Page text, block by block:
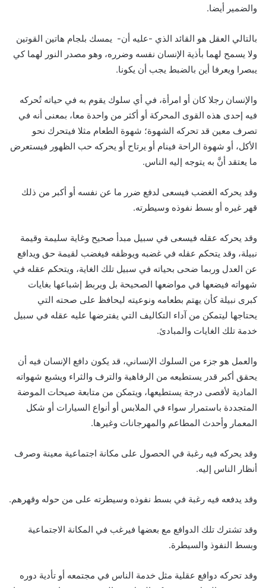
والضمير أيضا.
بالتالي العقل هو القائد الذي -عليه أن- يمسك بلجام هاتين القوتين
ولا يسمح لهما بأذية الإنسان نفسه وضرره، وهو مصدر النور لهما كي
يبصرا ويعرفا أين بالضبط يجب أن يكونا.
والإنسان رجلا كان أو امرأة، في أي سلوك يقوم به في حياته تُحركه
فيه إحدى هذه القوى المحركة أو أكثر من واحدة معا، بمعنى أنه في
تصرف معين قد تحركه الشهوة؛ شهوة الطعام مثلا فيتحرك نحو
الأكل، أو شهوة الراحة فينام أو يرتاح أو يحركه حب الظهور فيستعرض
ما يعتقد أنَّ به يتوجه إليه الناس.
وقد يحركه الغضب فيسعى لدفع ضرر ما عن نفسه أو أكبر من ذلك
قهر غيره أو بسط نفوذه وسيطرته.
وقد يحركه عقله فيسعى في سبيل مبدأ صحيح وغاية سليمة وقيمة
نبيلة، وقد يتحكم عقله في غضبه ويوظفه فيغضب لقيمة حق ويدافع
عن العدل وربما ضحى بحياته في سبيل تلك الغاية، ويتحكم عقله في
شهواته فيضعها في مواضعها الصحيحة بل ويربط إشباعها بغايات
كبرى نبيلة كأن يهتم بطعامه ونوعيته ليحافظ على صحته التي
يحتاجها ليتمكن من آداء التكاليف التي يفترضها عليه عقله في سبيل
خدمة تلك الغايات والمبادئ.
والعمل هو جزء من السلوك الإنساني، قد يكون دافع الإنسان فيه أن
يحقق أكبر قدر يستطيعه من الرفاهية والترف والثراء ويشبع شهواته
المادية لأقصى درجة يستطيعها، ويتمكن من متابعة صيحات الموضة
المتجددة باستمرار سواء في الملابس أو أنواع السيارات أو شكل
المعمار وأحدث المطاعم والمهرجانات وغيرها.
وقد يحركه فيه رغبة في الحصول على مكانة اجتماعية معينة وصرف
أنظار الناس إليه.
وقد يدفعه فيه رغبة في بسط نفوذه وسيطرته على من حوله وقهرهم.
وقد تشترك تلك الدوافع مع بعضها فيرغب في المكانة الاجتماعية
وبسط النفوذ والسيطرة.
وقد تحركه دوافع عقلية مثل خدمة الناس في مجتمعه أو تأدية دوره